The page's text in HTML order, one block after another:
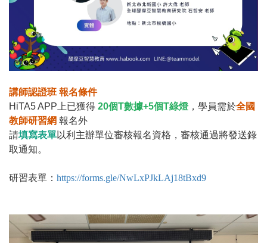
講師認證班 報名條件
HiTA5 APP上已獲得 20個T數據+5個T綠燈，學員需於全國
教師研習網 報名外
請填寫表單以利主辦單位審核報名資格，審核通過將發送錄
取通知。
研習表單： https://forms.gle/NwLxPJkLAj18tBxd9